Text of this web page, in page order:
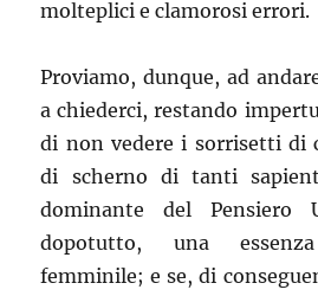
molteplici e clamorosi errori.
Proviamo, dunque, ad
a chiederci, restando
di non vedere i sorrisetti di
di scherno di tanti
dominante del Pensiero
dopotutto, una essenza
femminile; e se, di